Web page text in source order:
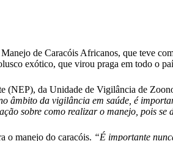
de Caracóis Africanos, que teve
exótico, que virou praga em todo o
(NEP), da Unidade de Vigilância de
âmbito da vigilância em saúde, é
sobre como realizar o manejo, pois
o manejo do caracóis. “É importante